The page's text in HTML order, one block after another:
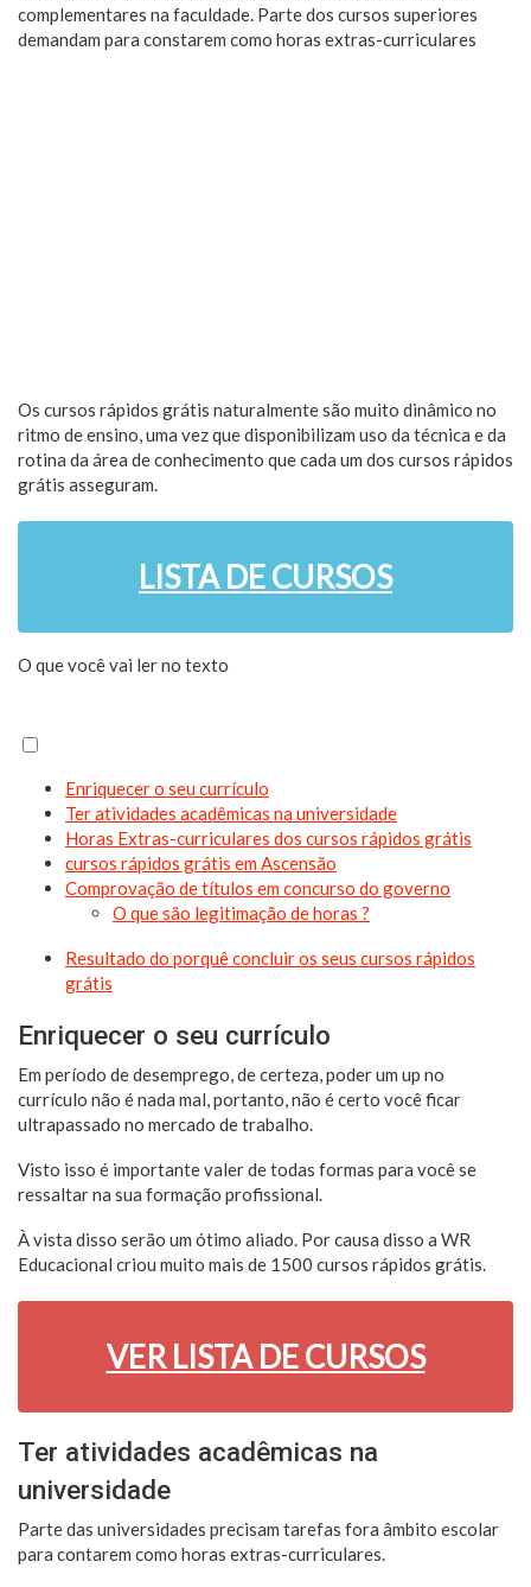
complementares na faculdade. Parte dos cursos superiores
demandam para constarem como horas extras-curriculares
Os cursos rápidos grátis naturalmente são muito dinâmico no
ritmo de ensino, uma vez que disponibilizam uso da técnica e da
rotina da área de conhecimento que cada um dos cursos rápidos
grátis asseguram.
LISTA DE CURSOS
O que você vai ler no texto
Enriquecer o seu currículo
Ter atividades acadêmicas na universidade
Horas Extras-curriculares dos cursos rápidos grátis
cursos rápidos grátis em Ascensão
Comprovação de títulos em concurso do governo
O que são legitimação de horas ?
Resultado do porquê concluir os seus cursos rápidos
grátis
Enriquecer o seu currículo
Em período de desemprego, de certeza, poder um up no
currículo não é nada mal, portanto, não é certo você ficar
ultrapassado no mercado de trabalho.
Visto isso é importante valer de todas formas para você se
ressaltar na sua formação profissional.
À vista disso serão um ótimo aliado. Por causa disso a WR
Educacional criou muito mais de 1500 cursos rápidos grátis.
VER LISTA DE CURSOS
Ter atividades acadêmicas na
universidade
Parte das universidades precisam tarefas fora âmbito escolar
para contarem como horas extras-curriculares.